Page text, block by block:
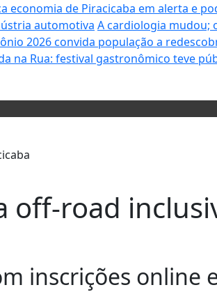
economia de Piracicaba em alerta e
automotiva A cardiologia mudou;
2026 convida população a
na Rua: festival gastronômico teve
off-road
inscrições online